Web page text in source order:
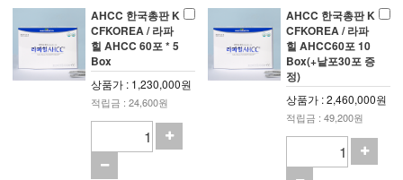
AHCC 한국총판 K
CFKOREA / 라파
힐 AHCC 60포 * 5
Box
상품가 : 1,230,000원
적립금 : 24,600원
AHCC 한국총판 K
CFKOREA / 라파
힐 AHCC60포 10
Box(+낱포30포 증
정)
상품가 : 2,460,000원
적립금 : 49,200원